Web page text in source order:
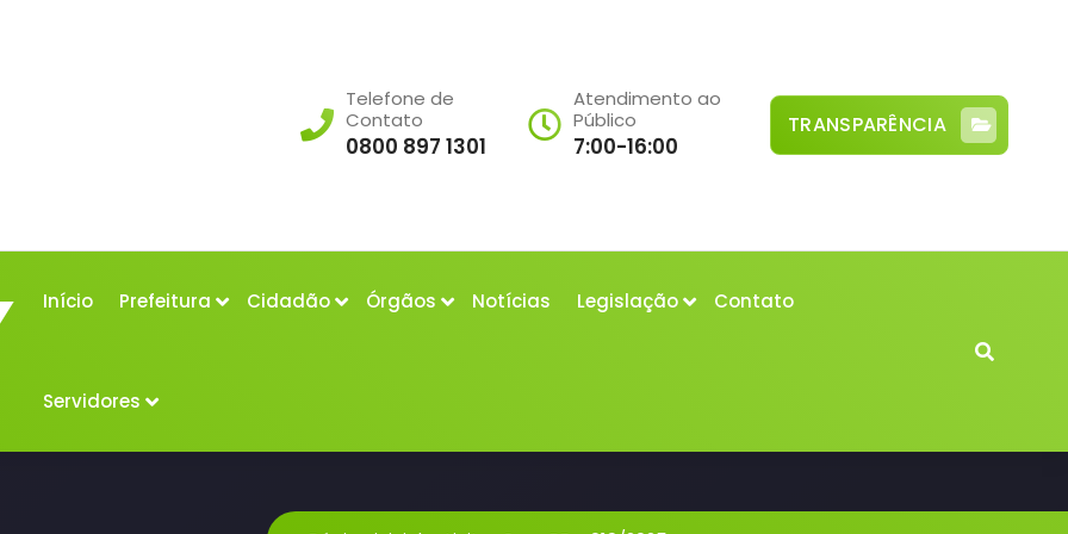
Telefone de
Contato
0800 897 1301
Atendimento ao
Público
7:00-16:00
TRANSPARÊNCIA
Início Prefeitura Cidadão Órgãos Notícias Legislação Contato
Servidores